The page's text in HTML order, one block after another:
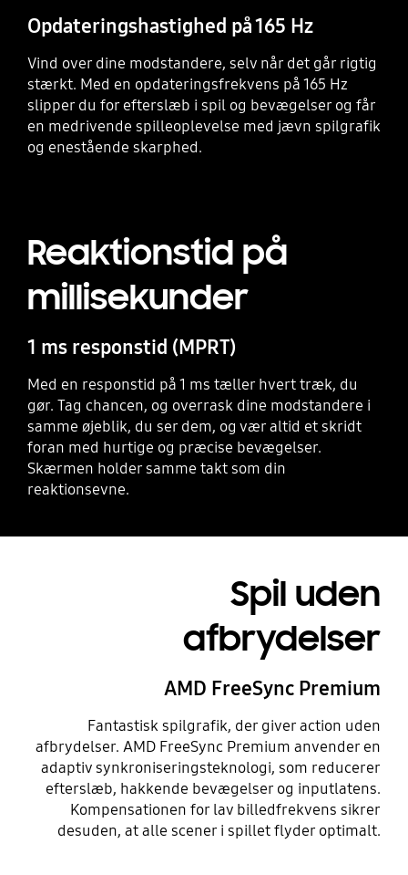
Opdateringshastighed på 165 Hz
Vind over dine modstandere, selv når det går rigtig
stærkt. Med en opdateringsfrekvens på 165 Hz
slipper du for efterslæb i spil og bevægelser og får
en medrivende spilleoplevelse med jævn spilgrafik
og enestående skarphed.
Reaktionstid på
millisekunder
1 ms responstid (MPRT)
Med en responstid på 1 ms tæller hvert træk, du
gør. Tag chancen, og overrask dine modstandere i
samme øjeblik, du ser dem, og vær altid et skridt
foran med hurtige og præcise bevægelser.
Skærmen holder samme takt som din
reaktionsevne.
Spil uden
afbrydelser
AMD FreeSync Premium
Fantastisk spilgrafik, der giver action uden
afbrydelser. AMD FreeSync Premium anvender en
adaptiv synkroniseringsteknologi, som reducerer
efterslæb, hakkende bevægelser og inputlatens.
Kompensationen for lav billedfrekvens sikrer
desuden, at alle scener i spillet flyder optimalt.